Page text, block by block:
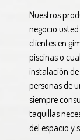
Nuestros
negocio
clientes en
piscinas o
instalación
personas de
siempre
taquillas
del espacio y